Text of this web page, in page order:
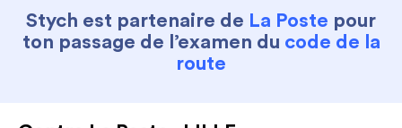
Stych est partenaire de La Poste pour
ton passage de l’examen du code de la
route